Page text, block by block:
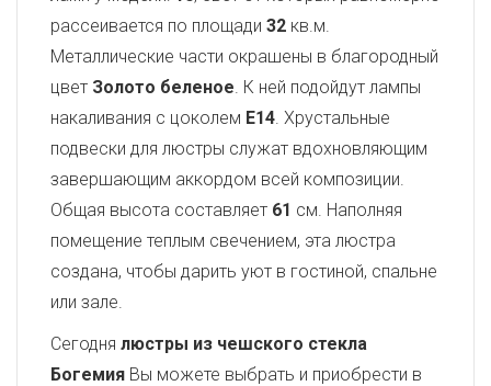
рассеивается по площади 32 кв.м.
Металлические части окрашены в благородный
цвет Золото беленое. К ней подойдут лампы
накаливания с цоколем E14. Хрустальные
подвески для люстры служат вдохновляющим
завершающим аккордом всей композиции.
Общая высота составляет 61 см. Наполняя
помещение теплым свечением, эта люстра
создана, чтобы дарить уют в гостиной, спальне
или зале.
Сегодня люстры из чешского стекла
Богемия Вы можете выбрать и приобрести в